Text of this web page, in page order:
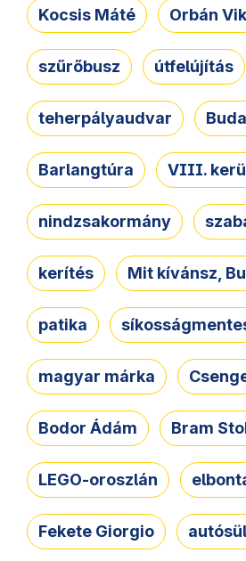
Kocsis Máté Orbán
szűrőbusz útfelújítás
teherpályaudvar
Barlangtúra VIII.
nindzsakormány
kerítés Mit kívánsz,
patika
magyar márka
Bodor Ádám Bram
LEGO-oroszlán
Fekete Giorgio